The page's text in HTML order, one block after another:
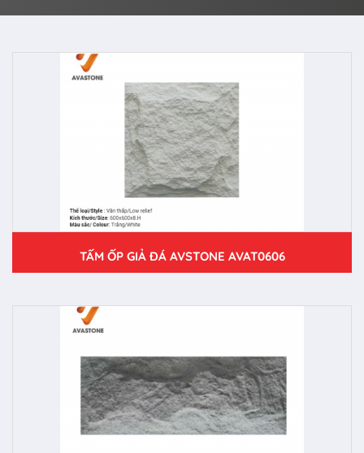
TẤM ỐP GIẢ ĐÁ AVSTONE AVAT0606